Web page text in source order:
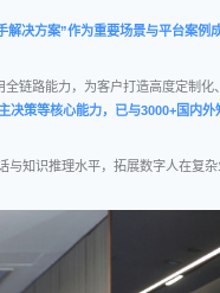
解决方案”作为重要场景与平台案例
链路能力，为客户打造高度定制化
决策等核心能力，已与3000+国内外
与知识推理水平，拓展数字人在复